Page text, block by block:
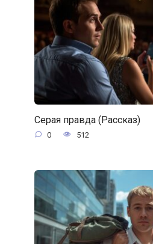
Серая правда (Рассказ)
0 512